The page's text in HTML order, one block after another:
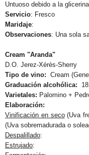
Untuoso debido a la
Servicio: Fresco
Maridaje:
Observaciones: Una sola
Cream "Aranda"
D.O. Jerez-Xérès-Sherry
Tipo de vino: Cream
Graduación alcohólica:
Varietales: Palomino +
Elaboración:
Vinificación en seco(Uva
(Uva sobremadurada o
Despalillado:
Estrujado: